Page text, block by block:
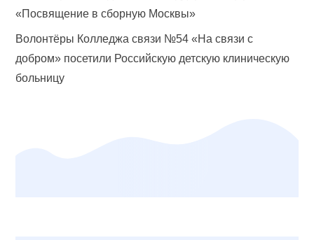
«Посвящение в сборную Москвы»
Волонтёры Колледжа связи №54 «На связи с
добром» посетили Российскую детскую клиническую
больницу